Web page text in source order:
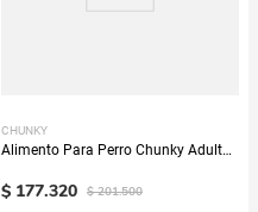
CHUNKY
Alimento Para Perro Chunky Adulto
$ 177.320 $ 201.500